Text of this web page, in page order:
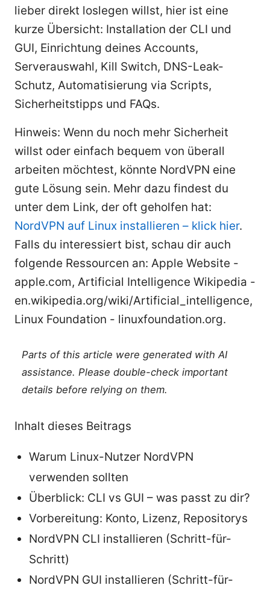
lieber direkt loslegen willst, hier ist eine
kurze Übersicht: Installation der CLI und
GUI, Einrichtung deines Accounts,
Serverauswahl, Kill Switch, DNS-Leak-
Schutz, Automatisierung via Scripts,
Sicherheitstipps und FAQs.
Hinweis: Wenn du noch mehr Sicherheit
willst oder einfach bequem von überall
arbeiten möchtest, könnte NordVPN eine
gute Lösung sein. Mehr dazu findest du
unter dem Link, der oft geholfen hat:
NordVPN auf Linux installieren – klick hier.
Falls du interessiert bist, schau dir auch
folgende Ressourcen an: Apple Website -
apple.com, Artificial Intelligence Wikipedia -
en.wikipedia.org/wiki/Artificial_intelligence,
Linux Foundation - linuxfoundation.org.
Parts of this article were generated with AI
assistance. Please double-check important
details before relying on them.
Inhalt dieses Beitrags
Warum Linux-Nutzer NordVPN
verwenden sollten
Überblick: CLI vs GUI – was passt zu dir?
Vorbereitung: Konto, Lizenz, Repositorys
NordVPN CLI installieren (Schritt-für-
Schritt)
NordVPN GUI installieren (Schritt-für-